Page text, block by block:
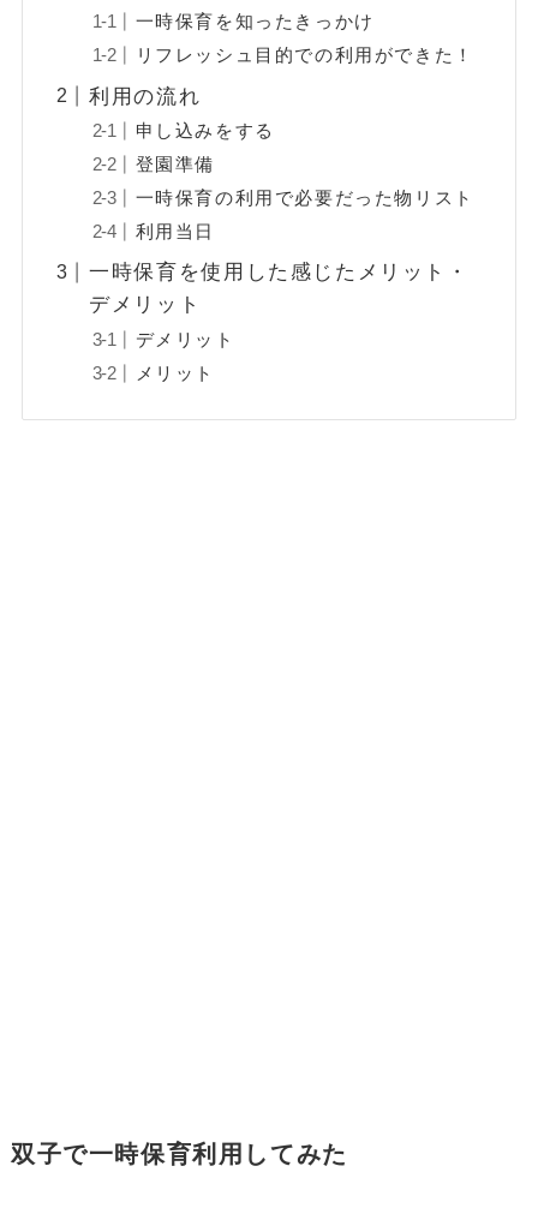
一時保育を知ったきっかけ
リフレッシュ目的での利用ができた！
利用の流れ
申し込みをする
登園準備
一時保育の利用で必要だった物リスト
利用当日
一時保育を使用した感じたメリット・
デメリット
デメリット
メリット
双子で一時保育利用してみた